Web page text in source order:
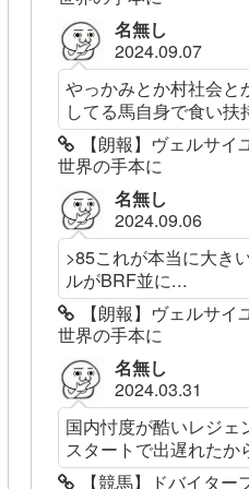
名無し
2024.09.07
やっかみとか村社会と
してる馬自身で食い扶
【朗報】ヴェルサイ
世界の手本に
名無し
2024.09.06
>85これが本当に大き
ルがBRF並に...
【朗報】ヴェルサイ
世界の手本に
名無し
2024.03.31
国内忖度が酷いレジェ
スタートで出遅れたか
【競馬】ドバイタ